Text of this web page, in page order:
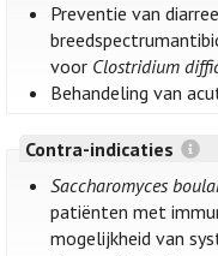
Preventie van
voor Clostridium
Behandeling van
Contra-indicaties
Saccharomyces
patiënten met
mogelijkheid van